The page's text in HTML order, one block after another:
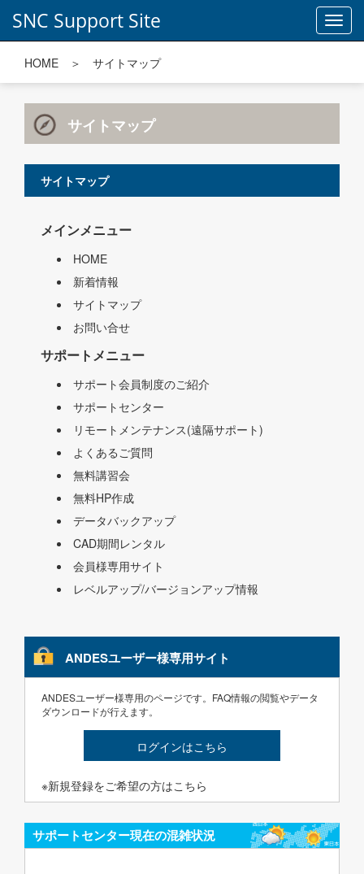
SNC Support Site
HOME ＞ サイトマップ
サイトマップ
サイトマップ
メインメニュー
HOME
新着情報
サイトマップ
お問い合せ
サポートメニュー
サポート会員制度のご紹介
サポートセンター
リモートメンテナンス(遠隔サポート)
よくあるご質問
無料講習会
無料HP作成
データバックアップ
CAD期間レンタル
会員様専用サイト
レベルアップ/バージョンアップ情報
ANDESユーザー様専用サイト
ANDESユーザー様専用のページです。FAQ情報の閲覧やデータ
ダウンロードが行えます。
ログインはこちら
※新規登録をご希望の方はこちら
サポートセンター現在の混雑状況